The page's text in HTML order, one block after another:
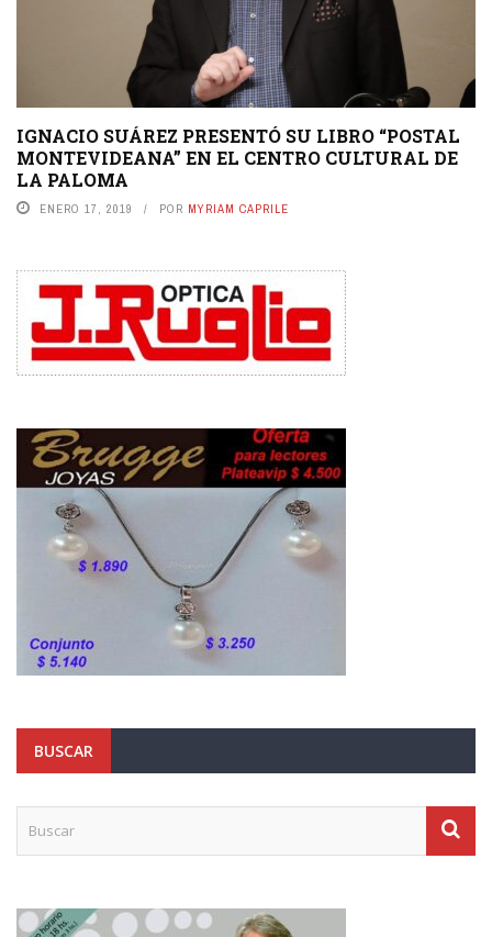
IGNACIO SUÁREZ PRESENTÓ SU LIBRO “POSTAL
MONTEVIDEANA” EN EL CENTRO CULTURAL DE
LA PALOMA
ENERO 17, 2019 POR MYRIAM CAPRILE
BUSCAR